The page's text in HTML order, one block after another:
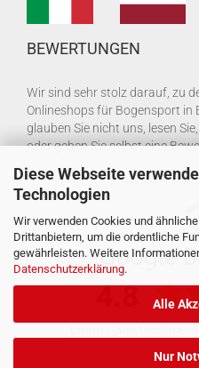
Diese Webseite
Technologien
Wir verwenden Cookies und
Drittanbietern, um die ordentliche
gewährleisten. Weitere
Datenschutzerklärung.
Alle
Nur
BEWERTUNGEN
Wir sind sehr stolz darauf, zu
Onlineshops für Bogensport in
glauben Sie nicht uns, lesen
oder geben Sie selbst eine